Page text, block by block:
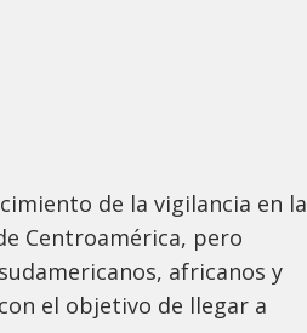
de la vigilancia en la
Centroamérica, pero
africanos y
el objetivo de llegar a